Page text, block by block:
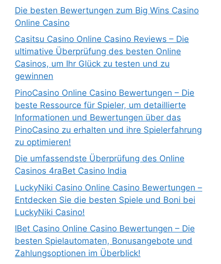
Die besten Bewertungen zum Big Wins Casino
Online Casino
Casitsu Casino Online Casino Reviews – Die
ultimative Überprüfung des besten Online
Casinos, um Ihr Glück zu testen und zu
gewinnen
PinoCasino Online Casino Bewertungen – Die
beste Ressource für Spieler, um detaillierte
Informationen und Bewertungen über das
PinoCasino zu erhalten und ihre Spielerfahrung
zu optimieren!
Die umfassendste Überprüfung des Online
Casinos 4raBet Casino India
LuckyNiki Casino Online Casino Bewertungen –
Entdecken Sie die besten Spiele und Boni bei
LuckyNiki Casino!
IBet Casino Online Casino Bewertungen – Die
besten Spielautomaten, Bonusangebote und
Zahlungsoptionen im Überblick!